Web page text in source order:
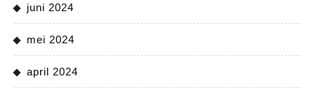
juni 2024
mei 2024
april 2024